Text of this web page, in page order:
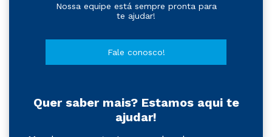
Nossa equipe está sempre pronta para
te ajudar!
Fale conosco!
Quer saber mais? Estamos aqui te
ajudar!